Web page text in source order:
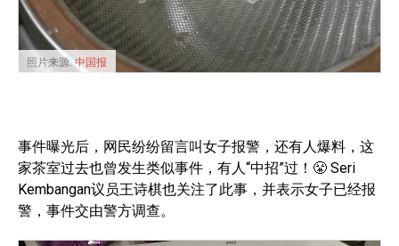
照片来源:中国报
事件曝光后，网民纷纷留言叫女子报警，还有人爆料，这
家茶室过去也曾发生类似事件，有人“中招”过！😤 Seri
Kembangan议员王诗棋也关注了此事，并表示女子已经报
警，事件交由警方调查。